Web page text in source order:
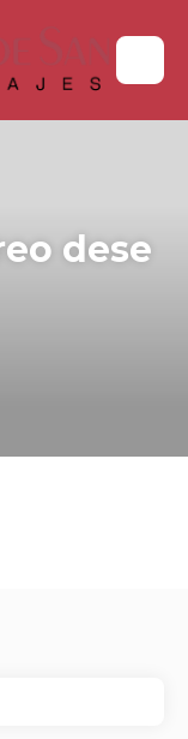
dese